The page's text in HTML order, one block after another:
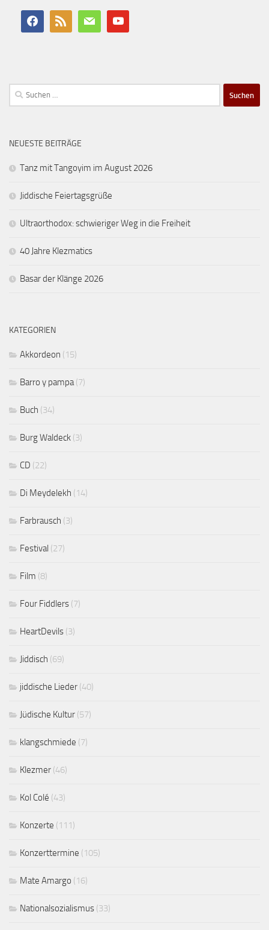
Suchen
nach:
NEUESTE BEITRÄGE
Tanz mit Tangoyim im August 2026
Jiddische Feiertagsgrüße
Ultraorthodox: schwieriger Weg in die Freiheit
40 Jahre Klezmatics
Basar der Klänge 2026
KATEGORIEN
Akkordeon (15)
Barro y pampa(7)
Buch (34)
Burg Waldeck (3)
CD (22)
Di Meydelekh (14)
Farbrausch (3)
Festival (27)
Film (8)
Four Fiddlers (7)
HeartDevils (3)
Jiddisch (69)
jiddische Lieder (40)
Jüdische Kultur (57)
klangschmiede (7)
Klezmer (46)
Kol Colé (43)
Konzerte (111)
Konzerttermine (105)
Mate Amargo (16)
Nationalsozialismus (33)